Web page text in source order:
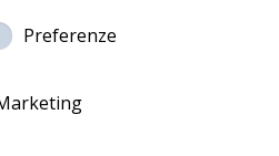
Tutti i diritti riservatti.
Preferenze